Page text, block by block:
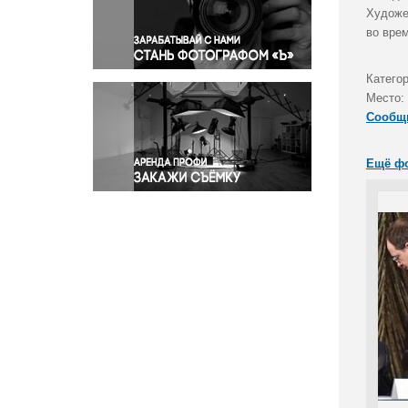
Правосудие
Происшествия и конфликты
Религия
Светская жизнь
Спорт
Экология
Экономика и бизнес
во
Место:
Ещё